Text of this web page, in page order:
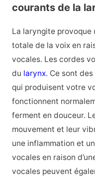
courants de la
La laryngite provoque
totale de la voix en
vocales. Les cordes
du larynx. Ce sont
qui produisent votre
fonctionnent
ferment en douceur.
mouvement et leur
une inflammation et
vocales en raison
vocales peuvent